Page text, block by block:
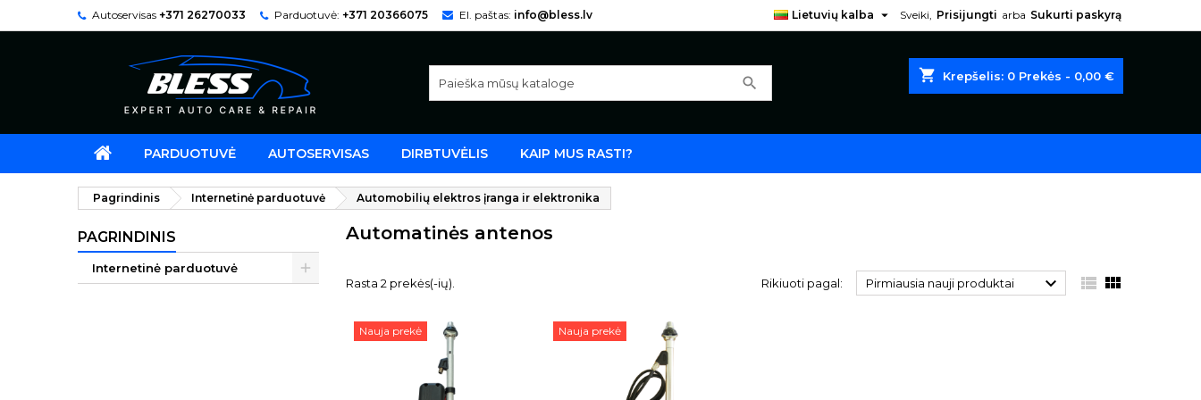
Autoservisas +371 26270033 Parduotuvė: +371 20366075 El. paštas: info@bless.lv Sveiki, Prisijungti arba Sukurti paskyrą
Lietuvių kalba 
shopping_cart Krepšelis: 0 Prekės - 0,00 €
search
PARDUOTUVĖ AUTOSERVISAS DIRBTUVĖLIS KAIP MUS RASTI?
Pagrindinis Internetinė parduotuvė Automobilių elektros įranga ir elektronika
PAGRINDINIS
Internetinė parduotuvė
Automatinės antenos
Rasta 2 prekės(-ių). Rikiuoti pagal: Pirmiausia nauji produktai   
Nauja prekė Nauja prekė